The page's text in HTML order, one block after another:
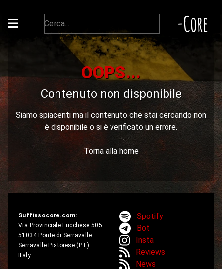
-Core
OOPS...
Contenuto non disponibile
Siamo spiacenti ma il contenuto che stai cercando non
è disponibile o si è verificato un errore.
Torna alla home
Suffissocore.com:
Via Provinciale Lucchese 505
51034 Ponte di Serravalle
Serravalle Pistoiese (PT)
Italy
Spotify
Bot
Insta
Reviews
News